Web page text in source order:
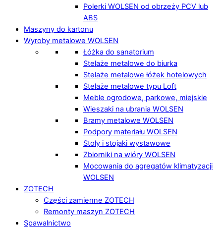
Polerki WOLSEN od obrzeży PCV lub
ABS
Maszyny do kartonu
Wyroby metalowe WOLSEN
Łóżka do sanatorium
Stelaże metalowe do biurka
Stelaże metalowe łóżek hotelowych
Stelaże metalowe typu Loft
Meble ogrodowe, parkowe, miejskie
Wieszaki na ubrania WOLSEN
Bramy metalowe WOLSEN
Podpory materiału WOLSEN
Stoły i stojaki wystawowe
Zbiorniki na wióry WOLSEN
Mocowania do agregatów klimatyzacji
WOLSEN
ZOTECH
Części zamienne ZOTECH
Remonty maszyn ZOTECH
Spawalnictwo